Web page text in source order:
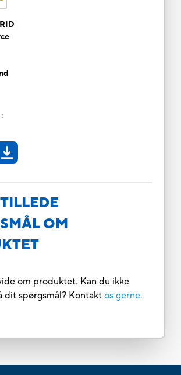
:
OM
om produktet. Kan du ikke
dit spørgsmål? Kontakt os gerne.